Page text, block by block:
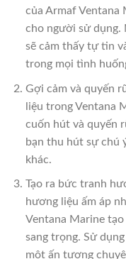
của Armaf
cho người sử dụng.
sẽ cảm thấy tự tin
trong mọi tình
Gợi cảm và quyến
liệu trong Ventana
cuốn hút và quyến
bạn thu hút sự chú
khác.
Tạo ra bức tranh
hương liệu ấm áp
Ventana Marine
sang trọng. Sử
một ấn tượng